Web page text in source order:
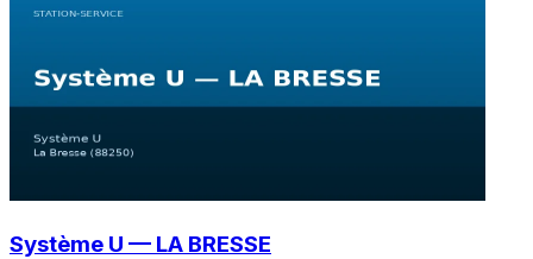
Système U — LA BRESSE